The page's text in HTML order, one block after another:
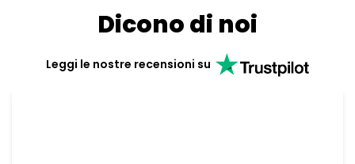
Dicono di noi
Leggi le nostre recensioni su